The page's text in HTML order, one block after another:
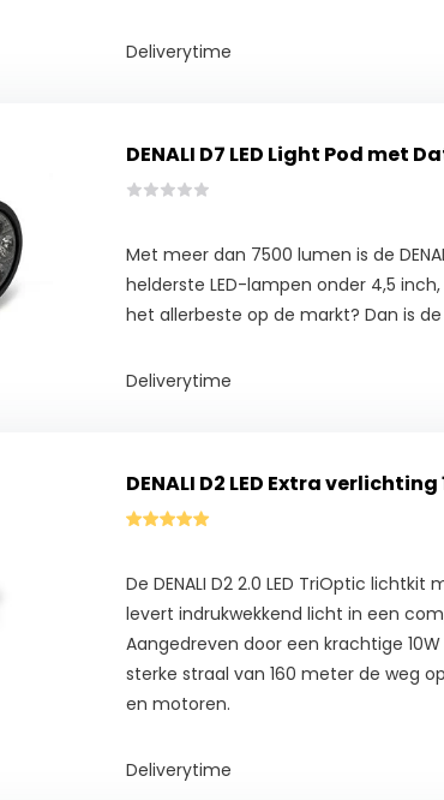
Deliverytime
DENALI D7 LED Light Pod met
Met meer dan 7500 lumen is de
helderste LED-lampen onder 4,5
het allerbeste op de markt? Dan is
Deliverytime
DENALI D2 LED Extra
De DENALI D2 2.0 LED TriOptic
levert indrukwekkend licht in een
Aangedreven door een krachtige
sterke straal van 160 meter de weg
en motoren.
Deliverytime